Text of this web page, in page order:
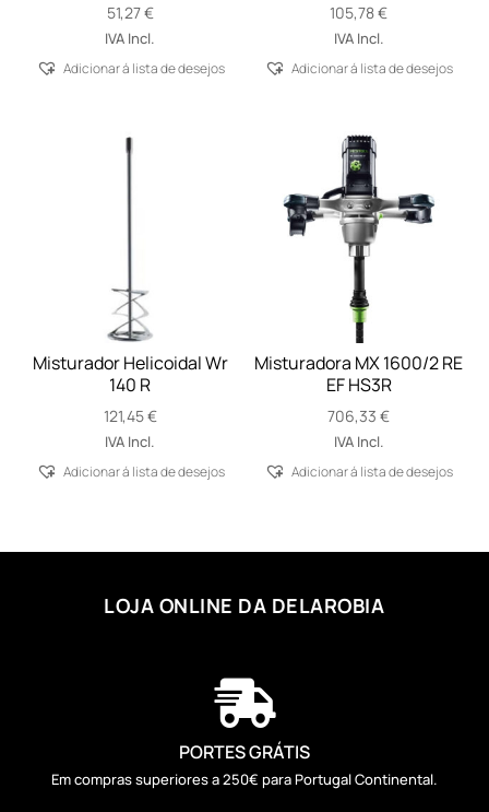
51,27€
IVA Incl.
Adicionar á lista de desejos
105,78€
IVA Incl.
Adicionar á lista de desejos
Misturador Helicoidal Wr
140 R
121,45€
IVA Incl.
Adicionar á lista de desejos
Misturadora MX 1600/2 RE
EF HS3R
706,33€
IVA Incl.
Adicionar á lista de desejos
LOJA ONLINE DA DELAROBIA

PORTES GRÁTIS
Em compras superiores a 250€ para Portugal Continental.